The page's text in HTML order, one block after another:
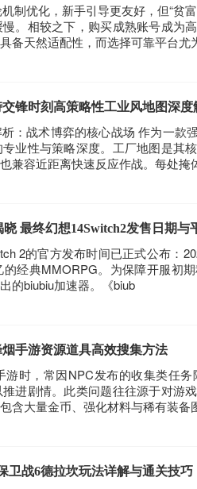
制优化，新手引导更友好，但“
。相较之下，购买成熟账号成为
备天然适配性，而选择可靠平台尤
锋时刻高策略性工业风地图深度
：战术博弈的核心战场 作为一
业性与策略深度。工厂地图是其
兼容近距离快速反应作战。每处掩
最终幻想14Switch2发售日期与
2的官方发布时间已正式公布：
经典MMORPG。为保障开服初
的biubiu加速器。《biub
手游资源道具高效搜集方法
时，常因NPC发布的收集类任
进剧情。此类问题往往源于对游
大量金币、强化材料与稀有装备
卫战6德拉坎玩法详解与通关技巧